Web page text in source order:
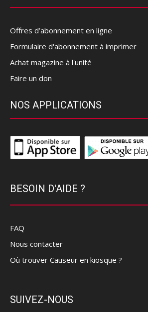
Offres d’abonnement en ligne
Formulaire d'abonnement à imprimer
Achat magazine à l'unité
Faire un don
NOS APPLICATIONS
BESOIN D'AIDE ?
FAQ
Nous contacter
Où trouver Causeur en kiosque ?
SUIVEZ-NOUS